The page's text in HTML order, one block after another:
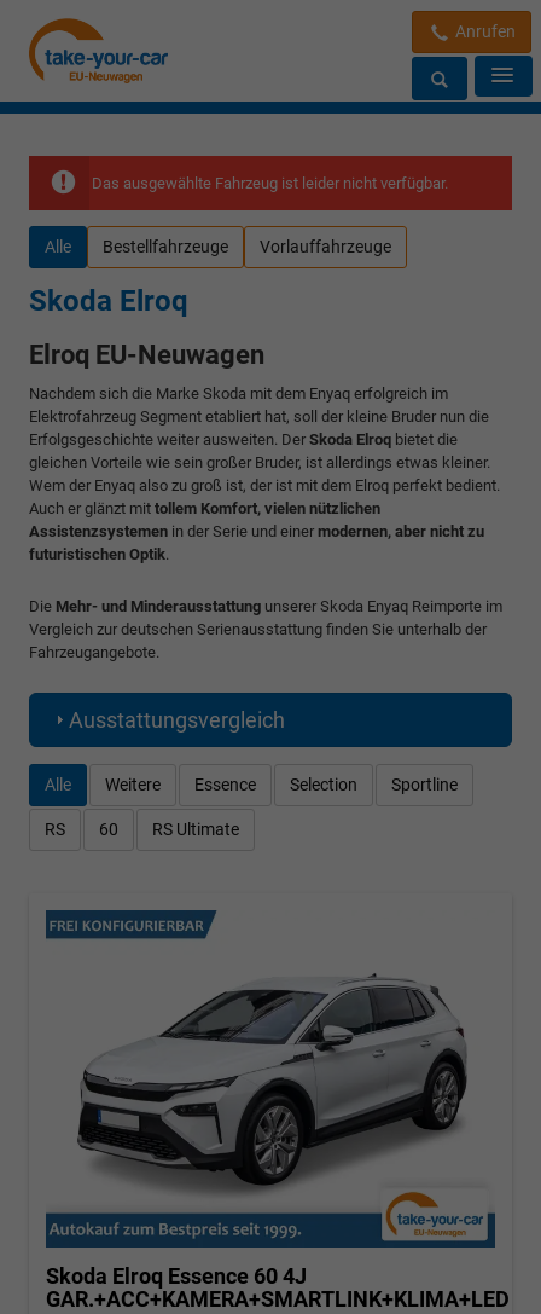
Anrufen
Das ausgewählte Fahrzeug ist leider nicht verfügbar.
Alle Bestellfahrzeuge Vorlauffahrzeuge
Skoda Elroq
Elroq EU-Neuwagen
Nachdem sich die Marke Skoda mit dem Enyaq erfolgreich im
Elektrofahrzeug Segment etabliert hat, soll der kleine Bruder nun die
Erfolgsgeschichte weiter ausweiten. Der Skoda Elroq bietet die
gleichen Vorteile wie sein großer Bruder, ist allerdings etwas kleiner.
Wem der Enyaq also zu groß ist, der ist mit dem Elroq perfekt bedient.
Auch er glänzt mit tollem Komfort, vielen nützlichen
Assistenzsystemen in der Serie und einer modernen, aber nicht zu
futuristischen Optik
Die Mehr- und Minderausstattung unserer Skoda Enyaq Reimporte im
Vergleich zur deutschen Serienausstattung finden Sie unterhalb der
Fahrzeugangebote.
Ausstattungsvergleich
Alle Weitere Essence Selection Sportline
RS 60 RS Ultimate
Skoda Elroq Essence 60 4J
GAR.+ACC+KAMERA+SMARTLINK+KLIMA+LED